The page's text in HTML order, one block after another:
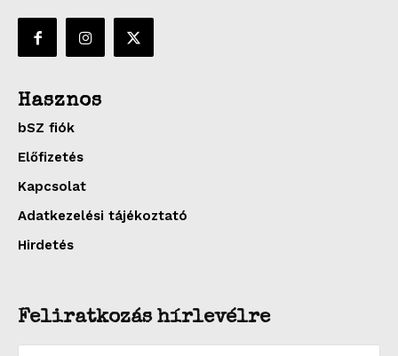
Hasznos
bSZ fiók
Előfizetés
Kapcsolat
Adatkezelési tájékoztató
Hirdetés
Feliratkozás hírlevélre